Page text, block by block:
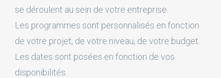
se déroulent au sein de votre entreprise.
Les programmes sont personnalisés en fonction
de votre projet, de votre niveau, de votre budget.
Les dates sont posées en fonction de vos
disponibilités.